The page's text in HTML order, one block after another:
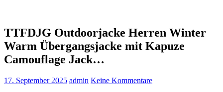
TTFDJG Outdoorjacke Herren Winter
Warm Übergangsjacke mit Kapuze
Camouflage Jack…
17. September 2025 admin Keine Kommentare